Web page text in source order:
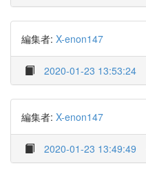
編集者: X-enon147
2020-01-23 13:53:24
編集者: X-enon147
2020-01-23 13:49:49